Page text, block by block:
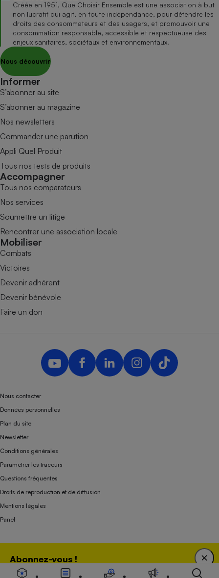
Abonnez-vous !
Bénéficiez d'une expertise unique tout en soutenant
Créée en 1951, Que Choisir Ensemble est une association à but
non lucratif qui agit, en toute indépendance, pour défendre les
droits des consommateurs et des usagers, et promouvoir une
consommation responsable, accessible et respectueuse des
enjeux sanitaires, sociétaux et environnementaux.
Nous découvrir
Informer
S’abonner au site
S’abonner au magazine
Nos newsletters
Commander une parution
Appli Quel Produit
Tous nos tests de produits
Accompagner
Tous nos comparateurs
Nos services
Soumettre un litige
Rencontrer une association locale
Mobiliser
Combats
Victoires
Devenir adhérent
Devenir bénévole
Faire un don
Nous contacter
Données personnelles
Plan du site
Newsletter
Conditions générales
Paramétrer les traceurs
Questions fréquentes
Droits de reproduction et de diffusion
Mentions légales
Panel
Association indépendante de l’État, des syndicats, des producteurs et des
distributeurs depuis 1951.